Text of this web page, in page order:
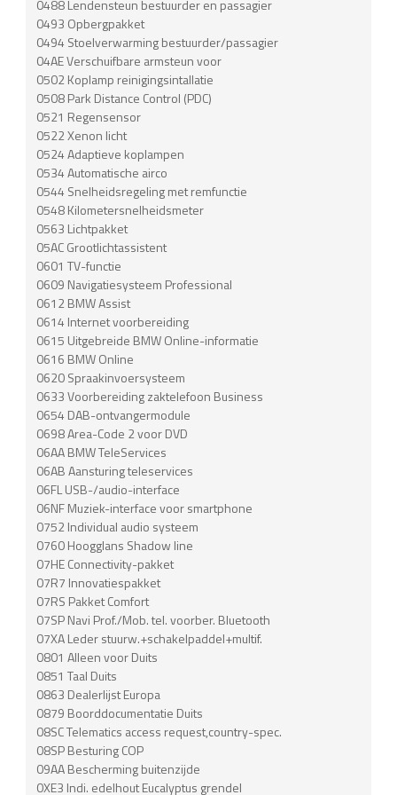
0488 Lendensteun bestuurder en passagier
0493 Opbergpakket
0494 Stoelverwarming bestuurder/passagier
04AE Verschuifbare armsteun voor
0502 Koplamp reinigingsintallatie
0508 Park Distance Control (PDC)
0521 Regensensor
0522 Xenon licht
0524 Adaptieve koplampen
0534 Automatische airco
0544 Snelheidsregeling met remfunctie
0548 Kilometersnelheidsmeter
0563 Lichtpakket
05AC Grootlichtassistent
0601 TV-functie
0609 Navigatiesysteem Professional
0612 BMW Assist
0614 Internet voorbereiding
0615 Uitgebreide BMW Online-informatie
0616 BMW Online
0620 Spraakinvoersysteem
0633 Voorbereiding zaktelefoon Business
0654 DAB-ontvangermodule
0698 Area-Code 2 voor DVD
06AA BMW TeleServices
06AB Aansturing teleservices
06FL USB-/audio-interface
06NF Muziek-interface voor smartphone
0752 Individual audio systeem
0760 Hoogglans Shadow line
07HE Connectivity-pakket
07R7 Innovatiespakket
07RS Pakket Comfort
07SP Navi Prof./Mob. tel. voorber. Bluetooth
07XA Leder stuurw.+schakelpaddel+multif.
0801 Alleen voor Duits
0851 Taal Duits
0863 Dealerlijst Europa
0879 Boorddocumentatie Duits
08SC Telematics access request,country-spec.
08SP Besturing COP
09AA Bescherming buitenzijde
0XE3 Indi. edelhout Eucalyptus grendel